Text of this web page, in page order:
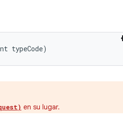
typeCode)
en su lugar.